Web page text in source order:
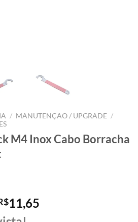
/ MANUTENÇÃO / UPGRADE /
M4 Inox Cabo Borracha
11,65